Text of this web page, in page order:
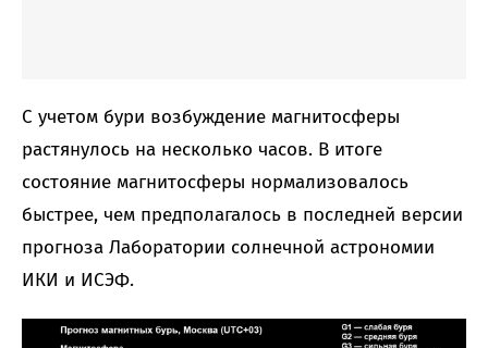
С учетом бури возбуждение магнитосферы
растянулось на несколько часов. В итоге
состояние магнитосферы нормализовалось
быстрее, чем предполагалось в последней версии
прогноза Лаборатории солнечной астрономии
ИКИ и ИСЭФ.